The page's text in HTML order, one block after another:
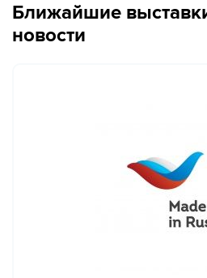
Ближайшие
новости